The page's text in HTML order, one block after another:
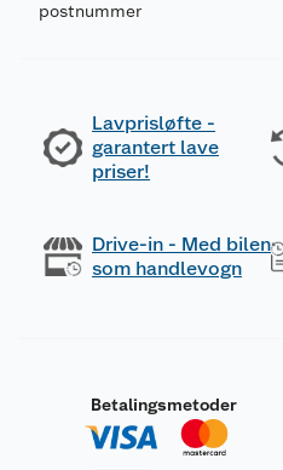
postnummer
Lavprisløfte -
garantert lave
priser!
Drive-in - Med bilen
som handlevogn
Betalingsmetoder